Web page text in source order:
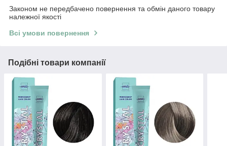
Законом не передбачено повернення та обмін даного товару
належної якості
Всі умови повернення
Подібні товари компанії